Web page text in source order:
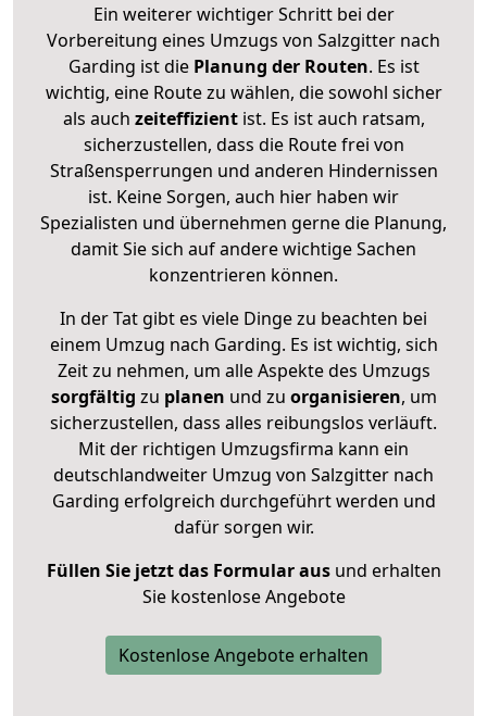
Ein weiterer wichtiger Schritt bei der
Vorbereitung eines Umzugs von Salzgitter nach
Garding ist diePlanung der Routen. Es ist
wichtig, eine Route zu wählen, die sowohl sicher
als auch zeiteffizientist. Es ist auch ratsam,
sicherzustellen, dass die Route frei von
Straßensperrungen und anderen Hindernissen
ist. Keine Sorgen, auch hier haben wir
Spezialisten und übernehmen gerne die Planung,
damit Sie sich auf andere wichtige Sachen
konzentrieren können.
In der Tat gibt es viele Dinge zu beachten bei
einem Umzug nach Garding. Es ist wichtig, sich
Zeit zu nehmen, um alle Aspekte des Umzugs
sorgfältig zu planen und zu organisieren, um
sicherzustellen, dass alles reibungslos verläuft.
Mit der richtigen Umzugsfirma kann ein
deutschlandweiter Umzug von Salzgitter nach
Garding erfolgreich durchgeführt werden und
dafür sorgen wir.
Füllen Sie jetzt das Formular ausund erhalten
Sie kostenlose Angebote
Kostenlose Angebote erhalten